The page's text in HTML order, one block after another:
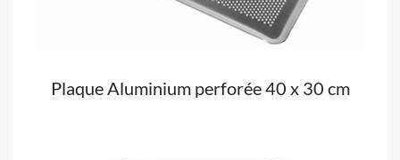
Plaque Aluminium perforée 40 x 30 cm